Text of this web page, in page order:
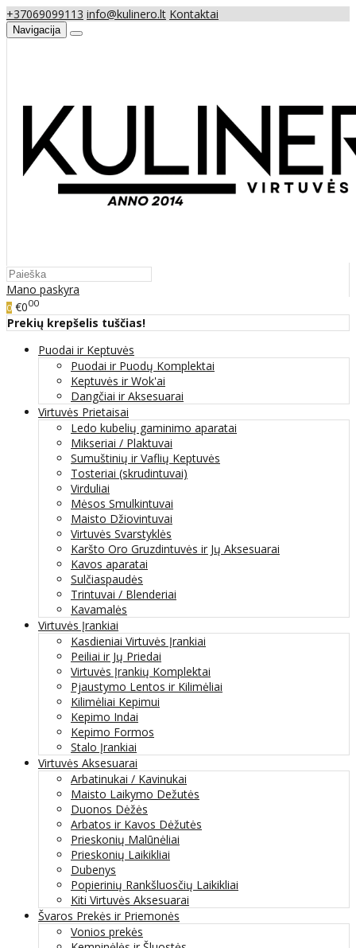
+37069099113 info@kulinero.lt Kontaktai
Navigacija
Mano paskyra
0 €000
Prekių krepšelis tuščias!
Puodai ir Keptuvės
Puodai ir Puodų Komplektai
Keptuvės ir Wok'ai
Dangčiai ir Aksesuarai
Virtuvės Prietaisai
Ledo kubelių gaminimo aparatai
Mikseriai / Plaktuvai
Sumuštinių ir Vaflių Keptuvės
Tosteriai (skrudintuvai)
Virduliai
Mėsos Smulkintuvai
Maisto Džiovintuvai
Virtuvės Svarstyklės
Karšto Oro Gruzdintuvės ir Jų Aksesuarai
Kavos aparatai
Sulčiaspaudės
Trintuvai / Blenderiai
Kavamalės
Virtuvės Įrankiai
Kasdieniai Virtuvės Įrankiai
Peiliai ir Jų Priedai
Virtuvės Įrankių Komplektai
Pjaustymo Lentos ir Kilimėliai
Kilimėliai Kepimui
Kepimo Indai
Kepimo Formos
Stalo Įrankiai
Virtuvės Aksesuarai
Arbatinukai / Kavinukai
Maisto Laikymo Dežutės
Duonos Dėžės
Arbatos ir Kavos Dėžutės
Prieskonių Malūnėliai
Prieskonių Laikikliai
Dubenys
Popierinių Rankšluosčių Laikikliai
Kiti Virtuvės Aksesuarai
Švaros Prekės ir Priemonės
Vonios prekės